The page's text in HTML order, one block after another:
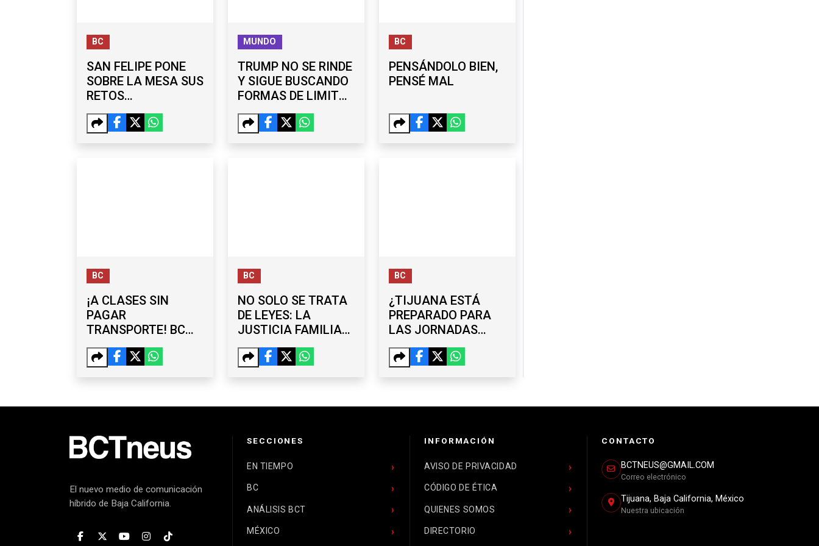
BC
SAN FELIPE PONE
SOBRE LA MESA SUS
RETOS
ECONÓMICOS ANTE
ISMAEL BURGUEÑO
MUNDO
TRUMP NO SE RINDE
Y SIGUE BUSCANDO
FORMAS DE LIMITAR
CIUDADANÍA POR
NACIMIENTO
BC
PENSÁNDOLO BIEN,
PENSÉ MAL
BC
¡A CLASES SIN
PAGAR
TRANSPORTE! BC
FORTALECE
PROGRAMA PARA
BC
NO SOLO SE TRATA
DE LEYES: LA
JUSTICIA FAMILIAR
EN BC SEGUIRÁ
CONTANDO CON
BC
¿TIJUANA ESTÁ
PREPARADO PARA
LAS JORNADAS
LABORALES DE 40
HORAS?
ANALIZAN RETOS
El nuevo medio de comunicación
híbrido de Baja California.
SECCIONES
EN TIEMPO
BC
ANÁLISIS BCT
MÉXICO
INFORMACIÓN
AVISO DE PRIVACIDAD
CÓDIGO DE ÉTICA
QUIENES SOMOS
DIRECTORIO
CONTACTO
BCTNEUS@GMAIL.COM
Correo electrónico
Tijuana, Baja California, México
Nuestra ubicación